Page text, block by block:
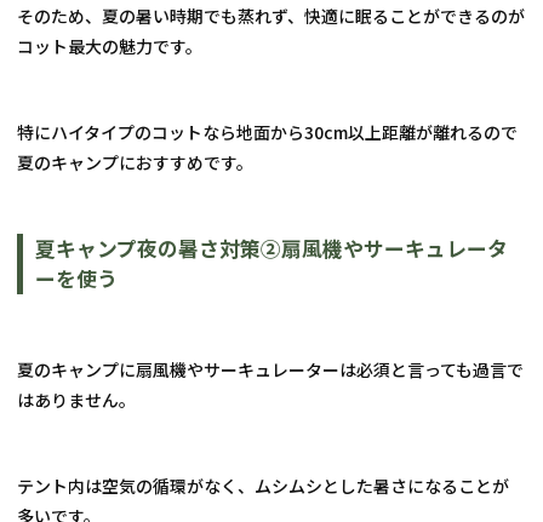
そのため、夏の暑い時期でも蒸れず、快適に眠ることができるのが
コット最大の魅力です。
特にハイタイプのコットなら地面から30cm以上距離が離れるので
夏のキャンプにおすすめです。
夏キャンプ夜の暑さ対策②扇風機やサーキュレータ
ーを使う
夏のキャンプに扇風機やサーキュレーターは必須と言っても過言で
はありません。
テント内は空気の循環がなく、ムシムシとした暑さになることが
多いです。